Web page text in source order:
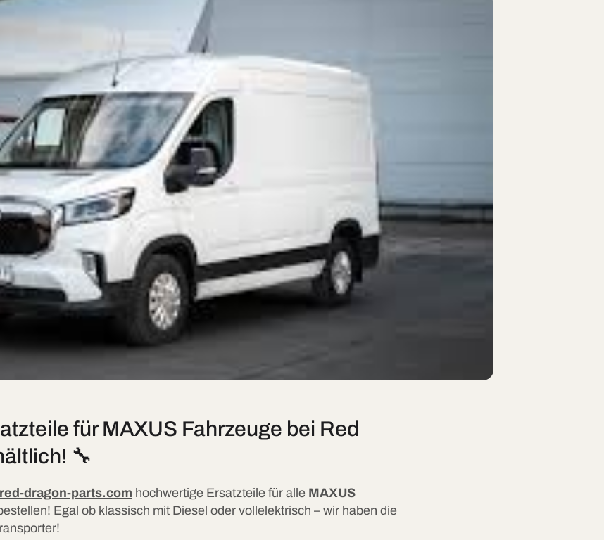
für MAXUS Fahrzeuge bei Red
🔧
dragon-parts.com hochwertige Ersatzteile für alle MAXUS
Egal ob klassisch mit Diesel oder vollelektrisch – wir haben die